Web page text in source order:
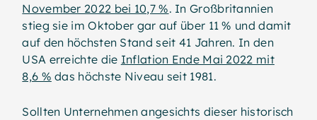
November 2022 bei 10,7 %. In Großbritannien
stieg sie im Oktober gar auf über 11 % und damit
auf den höchsten Stand seit 41 Jahren. In den
USA erreichte die Inflation Ende Mai 2022 mit
8,6 % das höchste Niveau seit 1981.
Sollten Unternehmen angesichts dieser historisch